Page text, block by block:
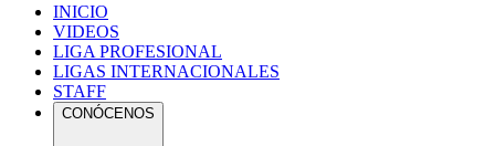
INICIO
VIDEOS
LIGA PROFESIONAL
LIGAS INTERNACIONALES
STAFF
CONÓCENOS